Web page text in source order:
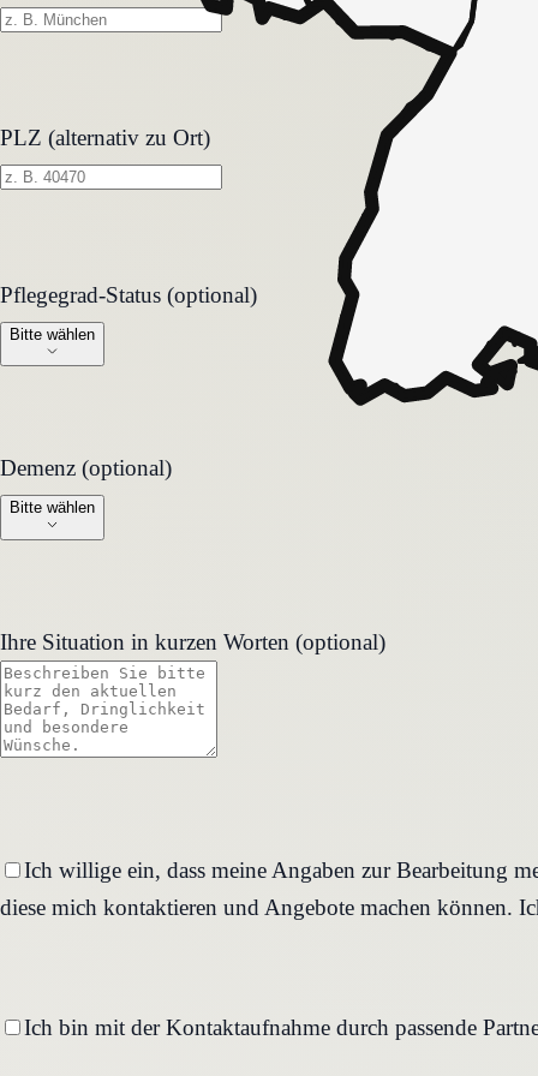
PLZ (alternativ zu Ort)
Pflegegrad-Status (optional)
Pflegegrad-Status (optional)
Bitte wählen
Demenz (optional)
Demenz (optional)
Bitte wählen
Ihre Situation in kurzen Worten (optional)
Ich willige ein, dass meine Angaben zur Bearbeitung
diese mich kontaktieren und Angebote machen können.
Ich bin mit der Kontaktaufnahme durch passende